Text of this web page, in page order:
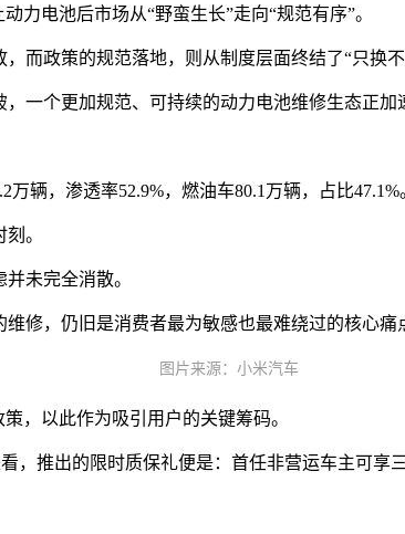
力电池后市场从“野蛮生长”走向“规范有序”。
而政策的规范落地，则从制度层面终结了“只换
一个更加规范、可持续的动力电池维修生态正加
辆，渗透率52.9%，燃油车80.1万辆，占比47.1%
。
未完全消散。
修，仍旧是消费者最为敏感也最难绕过的核心痛
图片来源：小米汽车
，以此作为吸引用户的关键筹码。
，推出的限时质保礼便是：首任非营运车主可享